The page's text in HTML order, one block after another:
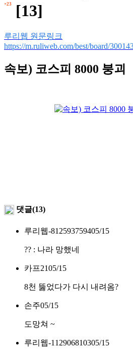
+23 [13]
루리웹 원문링크
https://m.ruliweb.com/best/board/
속보) 코스피 8000 붕괴
댓글(13)
루리웹-812593759405/15
?? : 나라 망했네
카프2105/15
8천 뚫었다가 다시 내려옴?
손주05/15
도망쳐 ~
루리웹-112906810305/15